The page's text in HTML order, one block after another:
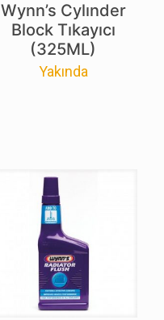
Wynn’s Cylınder
Block Tıkayıcı
(325ML)
Yakında